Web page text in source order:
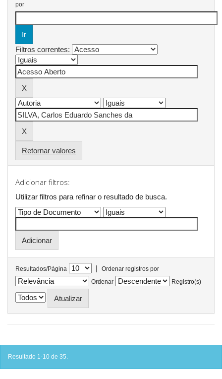
por
Filtros correntes:
Retornar valores
Adicionar filtros:
Utilizar filtros para refinar o resultado de busca.
Resultados/Página |
Ordenar registros por
Ordenar
Registro(s)
Resultado 1-10 de 35.